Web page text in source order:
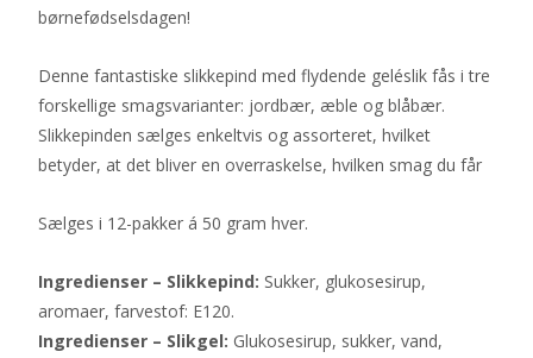
børnefødselsdagen!
Denne fantastiske slikkepind med flydende geléslik fås i tre
forskellige smagsvarianter: jordbær, æble og blåbær.
Slikkepinden sælges enkeltvis og assorteret, hvilket
betyder, at det bliver en overraskelse, hvilken smag du får
Sælges i 12-pakker á 50 gram hver.
Ingredienser – Slikkepind: Sukker, glukosesirup,
aromaer, farvestof: E120.
Ingredienser – Slikgel: Glukosesirup, sukker, vand,